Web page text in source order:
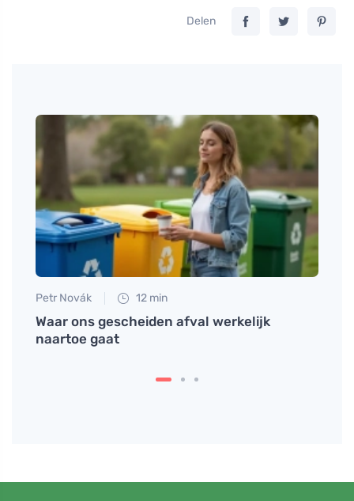
Delen
Petr Novák 12 min
Waar ons gescheiden afval werkelijk
naartoe gaat